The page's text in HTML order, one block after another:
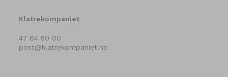
Klatrekompaniet
47 64 50 00
post@klatrekompaniet.no